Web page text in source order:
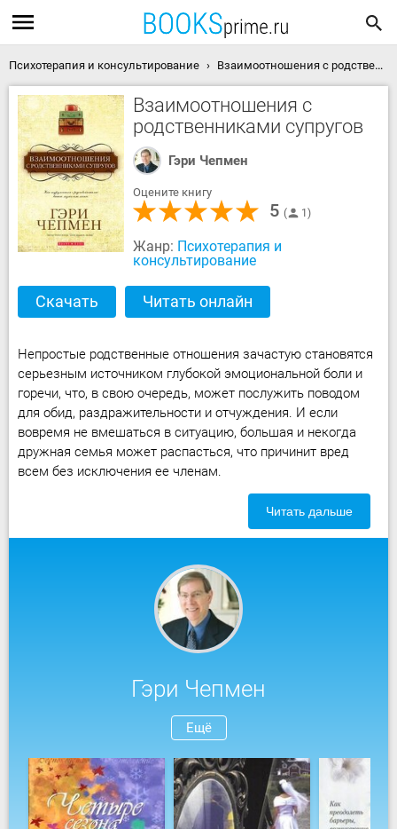
Психотерапия и консультирование Взаимоотношения с родственниками супругов скачать книгу
Взаимоотношения с
родственниками супругов
Гэри Чепмен
Оцените книгу
5 1
Жанр: Психотерапия и
консультирование
Скачать Читать онлайн
Непростые родственные отношения зачастую становятся
серьезным источником глубокой эмоциональной боли и
горечи, что, в свою очередь, может послужить поводом
для обид, раздражительности и отчуждения. И если
вовремя не вмешаться в ситуацию, большая и некогда
дружная семья может распасться, что причинит вред
всем без исключения ее членам.
Читать дальше
Гэри Чепмен
Ещё